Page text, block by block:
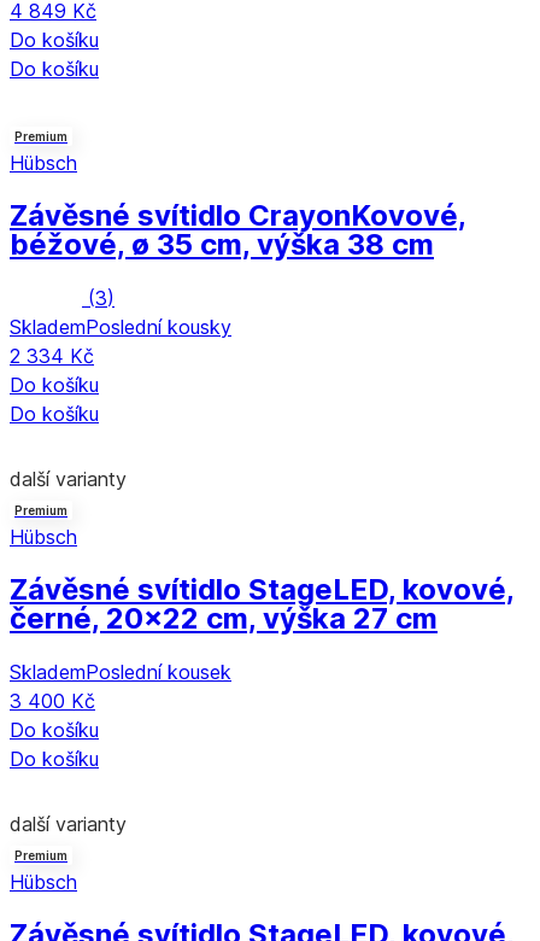
4 849 Kč
Do košíku
Do košíku
Premium
Hübsch
Závěsné svítidlo CrayonKovové,
béžové, ø 35 cm, výška 38 cm
(3)
SklademPoslední kousky
2 334 Kč
Do košíku
Do košíku
další varianty
Premium
Hübsch
Závěsné svítidlo StageLED, kovové,
černé, 20x22 cm, výška 27 cm
SklademPoslední kousek
3 400 Kč
Do košíku
Do košíku
další varianty
Premium
Hübsch
Závěsné svítidlo StageLED, kovové,